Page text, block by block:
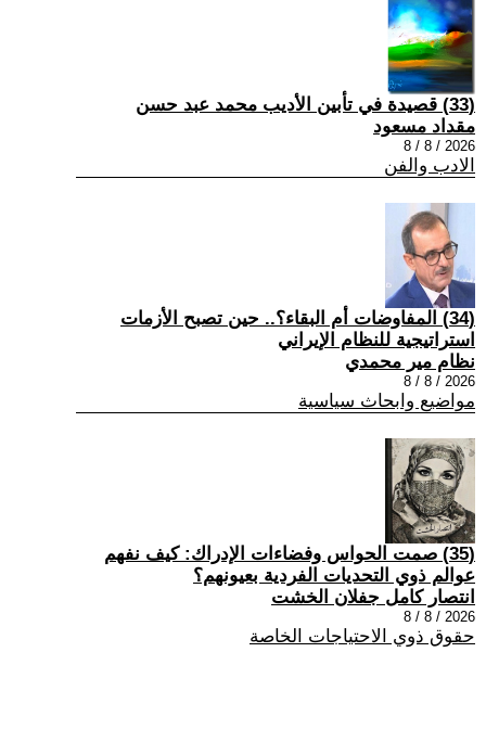
(33) قصيدة في تأبين الأديب محمد عبد حسن
مقداد مسعود
2026 / 8 / 8
الادب والفن
(34) المفاوضات أم البقاء؟.. حين تصبح الأزمات
استراتيجية للنظام الإيراني
نظام مير محمدي
2026 / 8 / 8
مواضيع وابحاث سياسية
(35) صمت الحواس وفضاءات الإدراك: كيف نفهم
عوالم ذوي التحديات الفردية بعيونهم؟
انتصار كامل جفلان الخشت
2026 / 8 / 8
حقوق ذوي الاحتياجات الخاصة